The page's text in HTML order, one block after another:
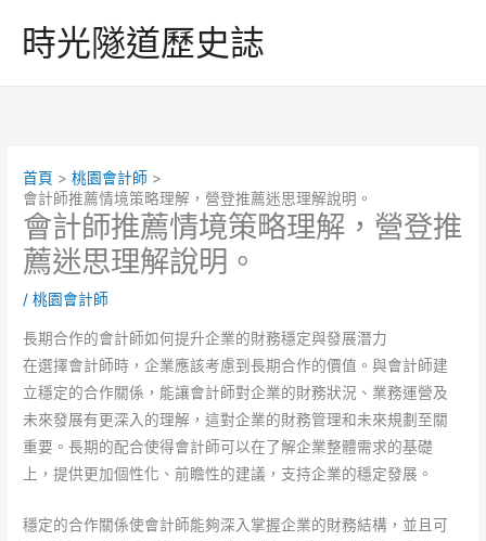
時光隧道歷史誌
首頁
桃園會計師
會計師推薦情境策略理解，營登推薦迷思理解說明。
會計師推薦情境策略理解，營登推
薦迷思理解說明。
/桃園會計師
長期合作的會計師如何提升企業的財務穩定與發展潛力
在選擇會計師時，企業應該考慮到長期合作的價值。與會計師建
立穩定的合作關係，能讓會計師對企業的財務狀況、業務運營及
未來發展有更深入的理解，這對企業的財務管理和未來規劃至關
重要。長期的配合使得會計師可以在了解企業整體需求的基礎
上，提供更加個性化、前瞻性的建議，支持企業的穩定發展。
穩定的合作關係使會計師能夠深入掌握企業的財務結構，並且可